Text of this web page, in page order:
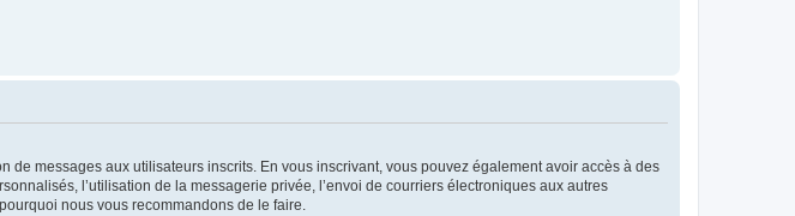
messages aux utilisateurs inscrits. En vous inscrivant, vous pouvez également avoir accès à des
l’utilisation de la messagerie privée, l’envoi de courriers électroniques aux autres
nous vous recommandons de le faire.